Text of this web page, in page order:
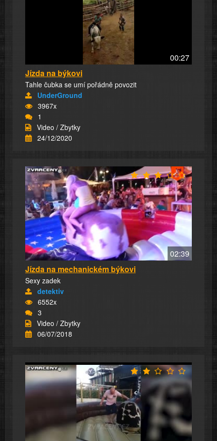
00:27
Jízda na býkovi
Tahle čubka se umí pořádně povozit
UnderGround
3967x
1
Video / Zbytky
24/12/2020
02:39
Jízda na mechanickém býkovi
Sexy zadek
detektiv
6552x
3
Video / Zbytky
06/07/2018